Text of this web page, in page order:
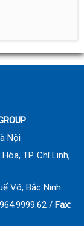
Nội
TP. Chí Linh,
Võ, Bắc Ninh
/ Fax: